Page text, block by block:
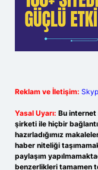
Reklam ve İletişim:
Yasal Uyarı: Bu internet
şirketi ile hiçbir
hazırladığımız
haber niteliği
paylaşım
benzerlikleri tamamen